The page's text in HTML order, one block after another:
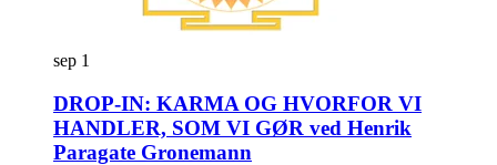
sep 1
DROP-IN: KARMA OG HVORFOR VI
HANDLER, SOM VI GØR ved Henrik
Paragate Gronemann